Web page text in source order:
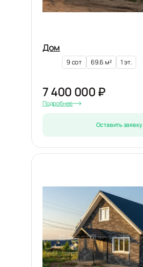
Дом
9 сот 69.6 м² 1 эт.
7 400 000 ₽
Подробнее
Оставить заявку